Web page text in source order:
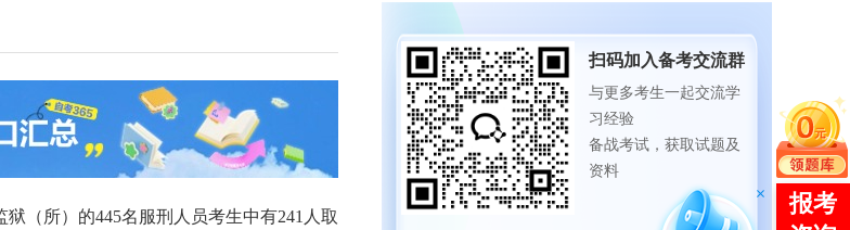
（所）的445名服刑人员考生中有241人取
扫码加入备考交流群
与更多考生一起交流学
习经验
备战考试，获取试题及
资料